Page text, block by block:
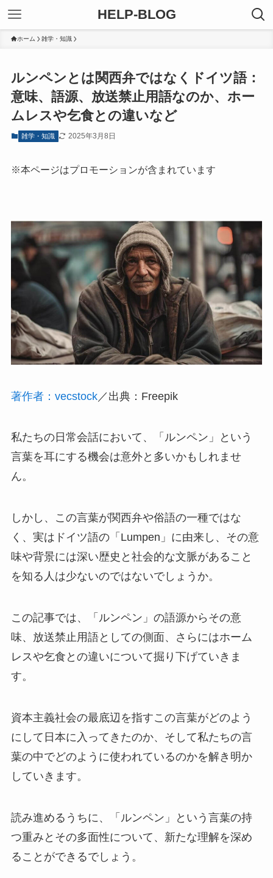
HELP-BLOG
ホーム 雑学・知識
ルンペンとは関西弁ではなくドイツ語：
意味、語源、放送禁止用語なのか、ホー
ムレスや乞食との違いなど
雑学・知識 2025年3月8日
※本ページはプロモーションが含まれています
著作者：vecstock／出典：Freepik
私たちの日常会話において、「ルンペン」という
言葉を耳にする機会は意外と多いかもしれませ
ん。
しかし、この言葉が関西弁や俗語の一種ではな
く、実はドイツ語の「Lumpen」に由来し、その意
味や背景には深い歴史と社会的な文脈があること
を知る人は少ないのではないでしょうか。
この記事では、「ルンペン」の語源からその意
味、放送禁止用語としての側面、さらにはホーム
レスや乞食との違いについて掘り下げていきま
す。
資本主義社会の最底辺を指すこの言葉がどのよう
にして日本に入ってきたのか、そして私たちの言
葉の中でどのように使われているのかを解き明か
していきます。
読み進めるうちに、「ルンペン」という言葉の持
つ重みとその多面性について、新たな理解を深め
ることができるでしょう。